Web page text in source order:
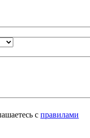
с правилами